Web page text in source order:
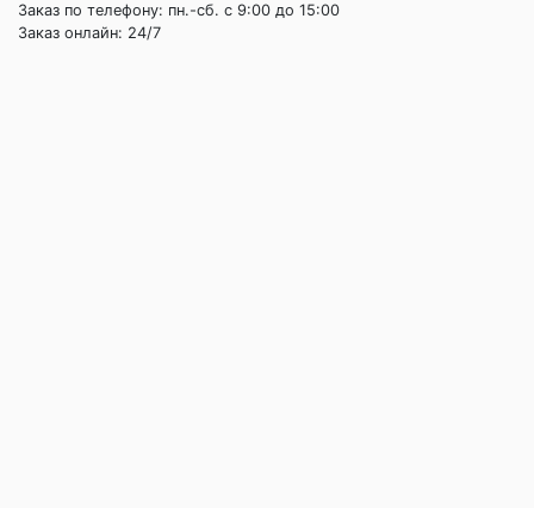
Заказ по телефону: пн.-сб. c 9:00 до 15:00
Заказ онлайн: 24/7